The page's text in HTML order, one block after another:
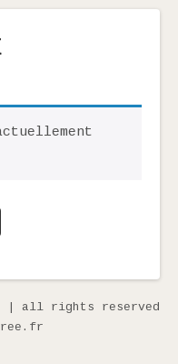
| all rights reserved